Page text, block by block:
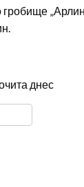
днес